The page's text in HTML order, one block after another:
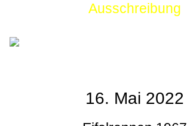
Ausschreibung
16. Mai 2022